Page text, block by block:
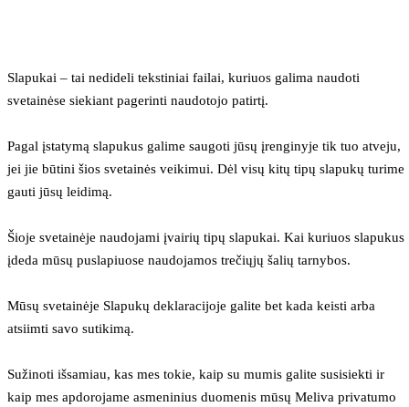
Slapukai – tai nedideli tekstiniai failai, kuriuos galima naudoti
svetainėse siekiant pagerinti naudotojo patirtį.
Pagal įstatymą slapukus galime saugoti jūsų įrenginyje tik tuo atveju,
jei jie būtini šios svetainės veikimui. Dėl visų kitų tipų slapukų turime
gauti jūsų leidimą.
Šioje svetainėje naudojami įvairių tipų slapukai. Kai kuriuos slapukus
įdeda mūsų puslapiuose naudojamos trečiųjų šalių tarnybos.
Mūsų svetainėje Slapukų deklaracijoje galite bet kada keisti arba
atsiimti savo sutikimą.
Sužinoti išsamiau, kas mes tokie, kaip su mumis galite susisiekti ir
kaip mes apdorojame asmeninius duomenis mūsų Meliva privatumo